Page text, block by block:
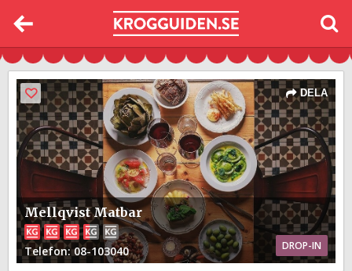
Mellqvist Matbar
Telefon: 08-103040 DROP-IN
DELA